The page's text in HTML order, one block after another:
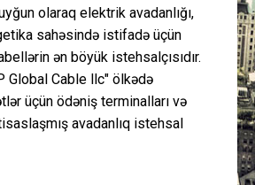
olaraq elektrik avadanlığı,
sahəsində istifadə üçün
ən böyük istehsalçısıdır.
Global Cable llc" ölkədə
üçün ödəniş terminalları və
avadanlıq istehsal